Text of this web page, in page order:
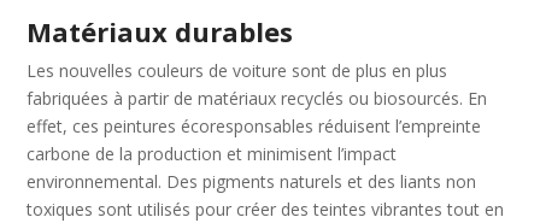
Matériaux durables
Les nouvelles couleurs de voiture sont de plus en plus
fabriquées à partir de matériaux recyclés ou biosourcés. En
effet, ces peintures écoresponsables réduisent l’empreinte
carbone de la production et minimisent l’impact
environnemental. Des pigments naturels et des liants non
toxiques sont utilisés pour créer des teintes vibrantes tout en